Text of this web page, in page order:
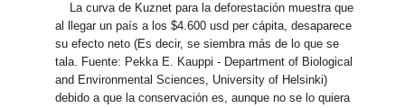
La curva de Kuznet para la deforestación muestra que
al llegar un país a los $4.600 usd per cápita, desaparece
su efecto neto (Es decir, se siembra más de lo que se
tala. Fuente: Pekka E. Kauppi - Department of Biological
and Environmental Sciences, University of Helsinki)
debido a que la conservación es, aunque no se lo quiera